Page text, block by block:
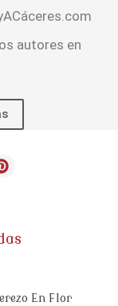
autores en
En Flor